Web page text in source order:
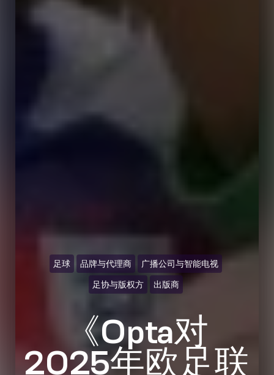
足球 品牌与代理商 广播公司与智能电视
足协与版权方 出版商
《Opta对
2025年欧足联